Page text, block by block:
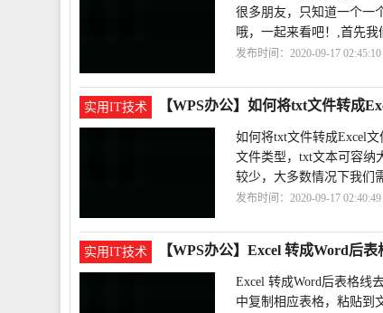
很多朋友，只知道一个一
哦，一起来看吧！,首先
发布时间：2020-09-17
实用IT技术 【WPS办公】如何将txt文件转成
如何将txt文件转成Excel
文件类型，txt文本可容纳
较少，大多数情况下我们
发布时间：2020-09-17
实用IT技术 【WPS办公】Excel 转成Word后
Excel 转成Word后表格线
中复制相应表格，粘贴到